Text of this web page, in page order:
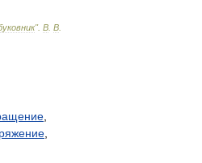
". В В